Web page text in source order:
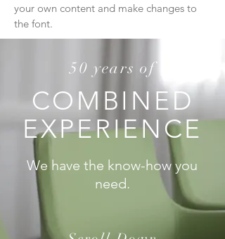
your own content and make changes to
the font.
50 years of
COMBINED
EXPERIENCE
We have the know-how you
need.